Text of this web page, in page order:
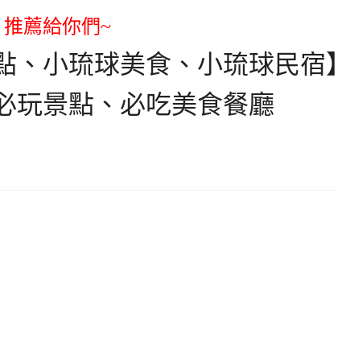
推薦給你們~
、小琉球美食、小琉球民宿】
玩景點、必吃美食餐廳